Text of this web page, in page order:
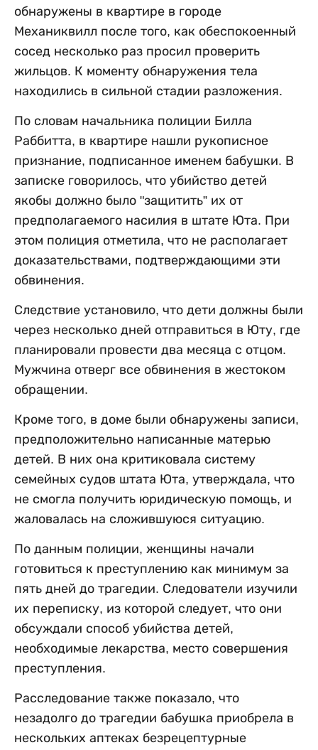
обнаружены в квартире в городе
Механиквилл после того, как обеспокоенный
сосед несколько раз просил проверить
жильцов. К моменту обнаружения тела
находились в сильной стадии разложения.
По словам начальника полиции Билла
Раббитта, в квартире нашли рукописное
признание, подписанное именем бабушки. В
записке говорилось, что убийство детей
якобы должно было "защитить” их от
предполагаемого насилия в штате Юта. При
этом полиция отметила, что не располагает
доказательствами, подтверждающими эти
обвинения.
Следствие установило, что дети должны были
через несколько дней отправиться в Юту, где
планировали провести два месяца с отцом.
Мужчина отверг все обвинения в жестоком
обращении.
Кроме того, в доме были обнаружены записи,
предположительно написанные матерью
детей. В них она критиковала систему
семейных судов штата Юта, утверждала, что
не смогла получить юридическую помощь, и
жаловалась на сложившуюся ситуацию.
По данным полиции, женщины начали
готовиться к преступлению как минимум за
пять дней до трагедии. Следователи изучили
их переписку, из которой следует, что они
обсуждали способ убийства детей,
необходимые лекарства, место совершения
преступления.
Расследование также показало, что
незадолго до трагедии бабушка приобрела в
нескольких аптеках безрецептурные